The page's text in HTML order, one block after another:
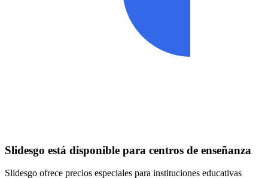
Slidesgo está disponible para centros de enseñanza
Slidesgo ofrece precios especiales para instituciones educativas